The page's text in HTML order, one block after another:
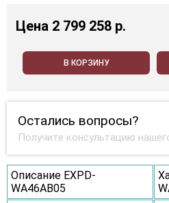
Цена 2 799 258 p.
В КОРЗИНУ
Остались вопросы?
Получите консультацию
Описание EXPD-
WA46AB05